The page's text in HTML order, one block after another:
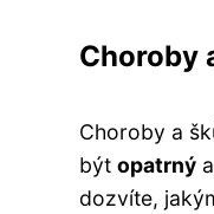
Choroby
Choroby a
být opatrný a
dozvíte,